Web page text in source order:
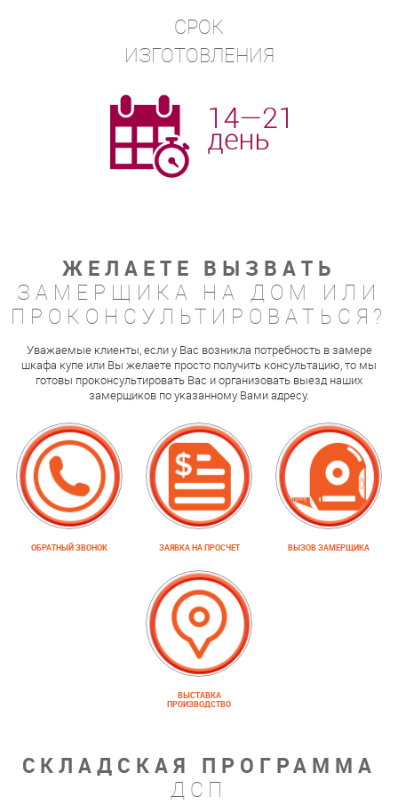
СРОК
ИЗГОТОВЛЕНИЯ
ЖЕЛАЕТЕ ВЫЗВАТЬ
ЗАМЕРЩИКА НА ДОМ ИЛИ
ПРОКОНСУЛЬТИРОВАТЬСЯ?
Уважаемые клиенты, если у Вас возникла потребность в замере
шкафа купе или Вы желаете просто получить консультацию, то мы
готовы проконсультировать Вас и организовать выезд наших
замерщиков по указанному Вами адресу.
ОБРАТНЫЙ ЗВОНОК ЗАЯВКА НА ПРОСЧЕТ ВЫЗОВ ЗАМЕРЩИКА
ВЫСТАВКА
ПРОИЗВОДСТВО
СКЛАДСКАЯ ПРОГРАММА
ДСП